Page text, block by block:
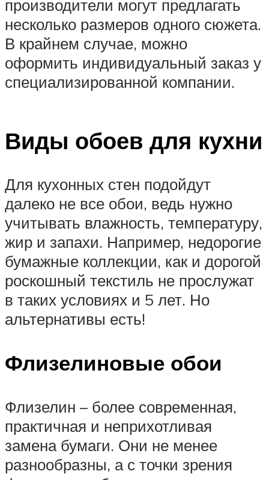
производители могут предлагать
несколько размеров одного сюжета.
В крайнем случае, можно
оформить индивидуальный заказ у
специализированной компании.
Виды обоев для кухни
Для кухонных стен подойдут
далеко не все обои, ведь нужно
учитывать влажность, температуру,
жир и запахи. Например, недорогие
бумажные коллекции, как и дорогой
роскошный текстиль не прослужат
в таких условиях и 5 лет. Но
альтернативы есть!
Флизелиновые обои
Флизелин – более современная,
практичная и неприхотливая
замена бумаги. Они не менее
разнообразны, а с точки зрения